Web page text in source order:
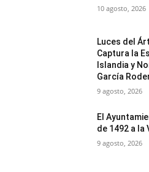
10 agosto, 2026
Luces del
Captura la
Islandia y
García
9 agosto, 2026
El
de 1492 a la
9 agosto, 2026